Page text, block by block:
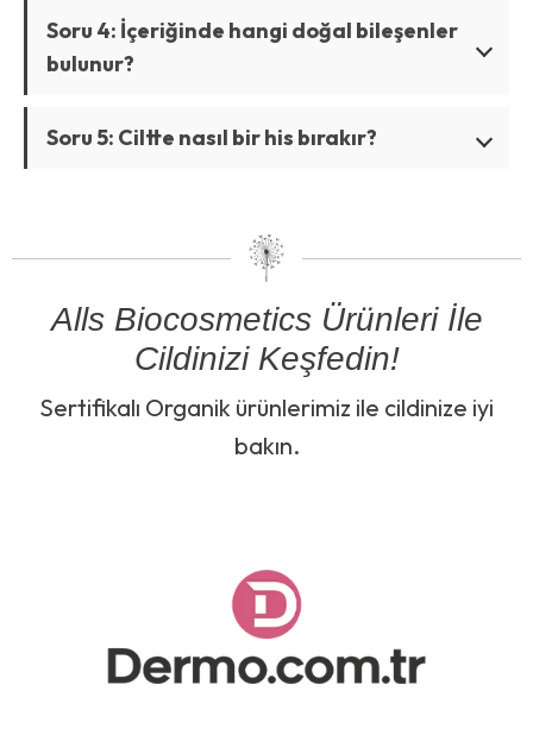
Soru 4: İçeriğinde hangi doğal bileşenler
bulunur?
Soru 5: Ciltte nasıl bir his bırakır?
Alls Biocosmetics Ürünleri İle
Cildinizi Keşfedin!
Sertifikalı Organik ürünlerimiz ile cildinize iyi
bakın.